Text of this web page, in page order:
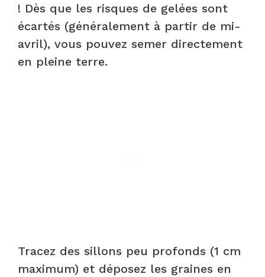
! Dès que les risques de gelées sont
écartés (généralement à partir de mi-
avril), vous pouvez semer directement
en pleine terre.
Tracez des sillons peu profonds (1 cm
maximum) et déposez les graines en